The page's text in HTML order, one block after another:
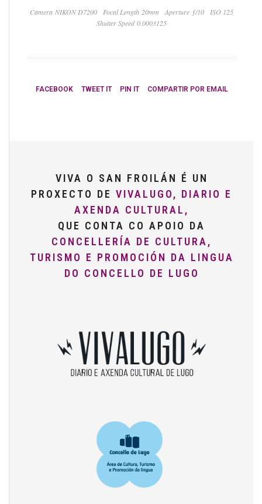
Camera NIKON D7200 Focal Length 20mm Aperture ƒ/10
ISO 125
Shutter Speed 0.0003125
FACEBOOK TWEET IT PIN IT COMPARTIR POR EMAIL
VIVA O SAN FROILÁN É UN
PROXECTO DE VIVALUGO, DIARIO E
AXENDA CULTURAL,
QUE CONTA CO APOIO DA
CONCELLERÍA DE CULTURA,
TURISMO E PROMOCIÓN DA LINGUA
DO CONCELLO DE LUGO